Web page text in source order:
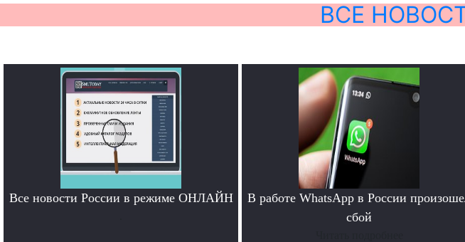
ВСЕ
Все новости России в режиме ОНЛАЙН
В работе WhatsApp в России
сбой